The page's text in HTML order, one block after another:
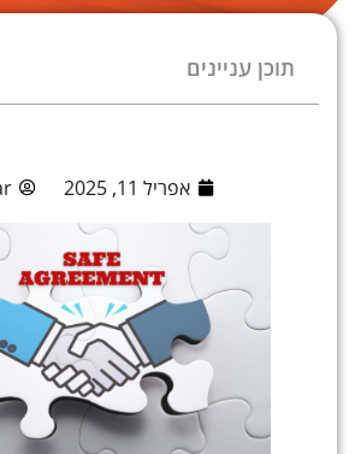
תוכן עניינים
אפריל 11, 2025